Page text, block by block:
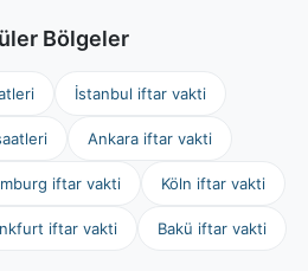
Bölgeler
İstanbul iftar vakti
Ankara iftar vakti
iftar vakti Köln iftar vakti
iftar vakti Bakü iftar vakti